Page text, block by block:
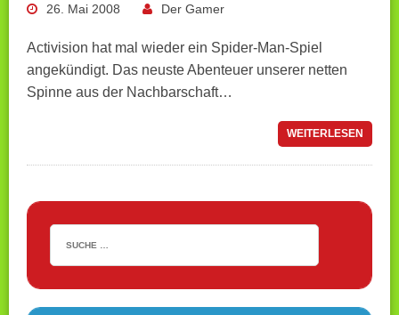
26. Mai 2008 Der Gamer
Activision hat mal wieder ein Spider-Man-Spiel
angekündigt. Das neuste Abenteuer unserer netten
Spinne aus der Nachbarschaft…
WEITERLESEN